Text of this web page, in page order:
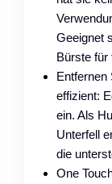
Geeignet
Bürste für
Entfernen
effizient:
ein. Als
Unterfell
die
One